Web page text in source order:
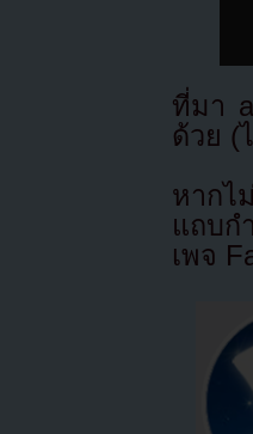
ที่มา
ด้วย (
หากไ
แถบก
เพจ